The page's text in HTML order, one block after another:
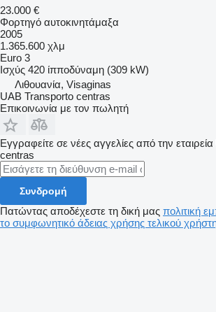
23.000 €
Φορτηγό αυτοκινητάμαξα
2005
1.365.600 χλμ
Euro 3
Ισχύς 420 ίπποδύναμη (309 kW)
Λιθουανία, Visaginas
UAB Transporto centras
Επικοινωνία με τον πωλητή
Εγγραφείτε σε νέες αγγελίες από την
centras
Συνδρομή
Πατώντας αποδέχεστε τη δική μας πολιτική
το συμφωνητικό άδειας χρήσης τελικού